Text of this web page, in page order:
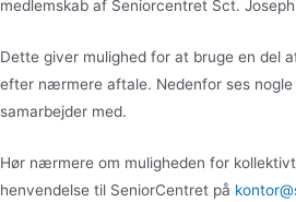
medlemskab af Seniorcentret Sct.
Dette giver mulighed for at bruge en del
efter nærmere aftale. Nedenfor ses
samarbejder med.
Hør nærmere om muligheden for
henvendelse til SeniorCentret på